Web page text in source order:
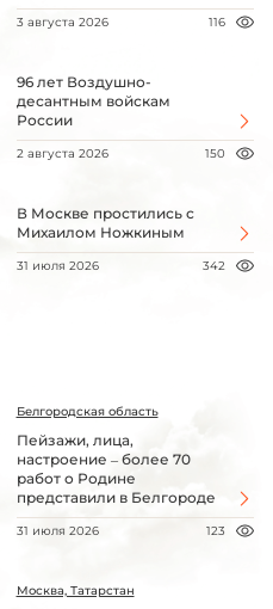
3 августа 2026 116
96 лет Воздушно-
десантным войскам
России
2 августа 2026 150
В Москве простились с
Михаилом Ножкиным
31 июля 2026 342
Белгородская область
Пейзажи, лица,
настроение – более 70
работ о Родине
представили в Белгороде
31 июля 2026 123
Москва, Татарстан